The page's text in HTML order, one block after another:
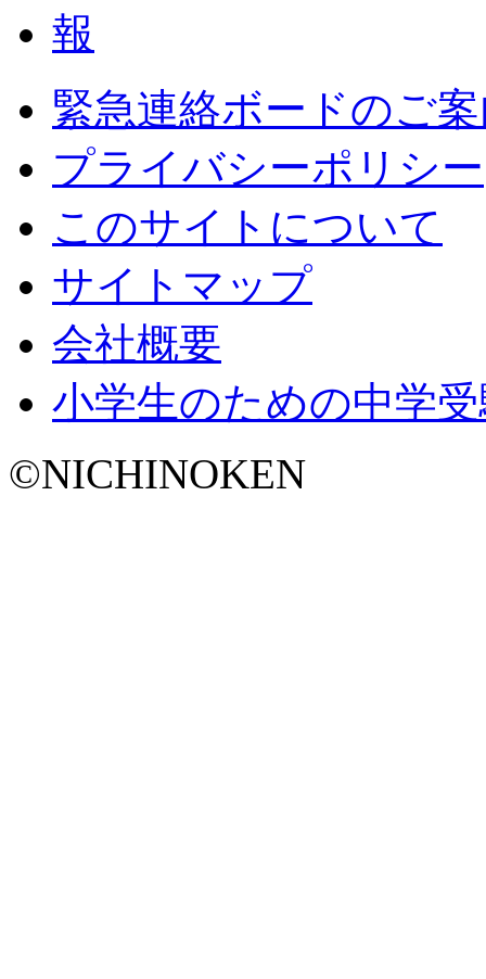
緊急連絡ボードのご
プライバシーポリシー
このサイトについて
サイトマップ
会社概要
小学生のための中学
©NICHINOKEN